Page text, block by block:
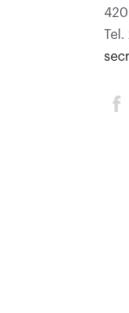
Tel.